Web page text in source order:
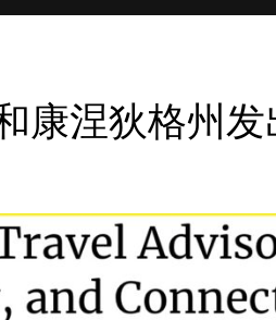
康涅狄格州发